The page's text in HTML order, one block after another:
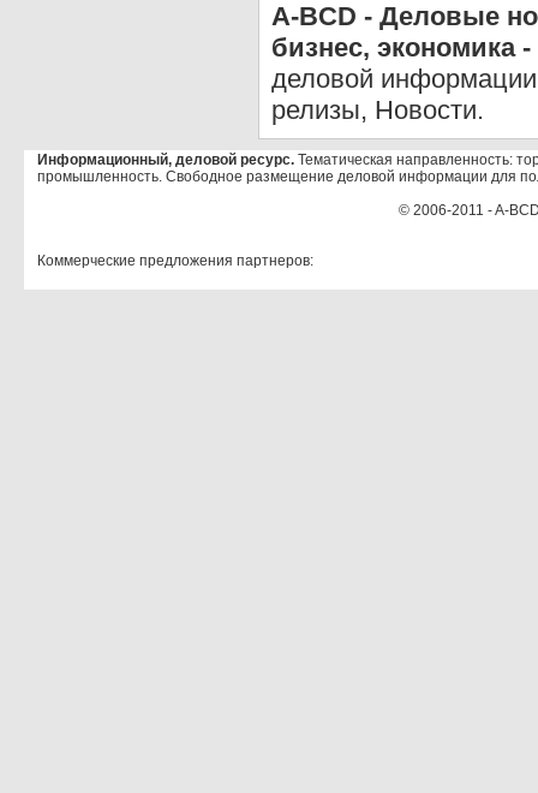
A-BCD - Деловые
бизнес, экономика
деловой
релизы, Новости.
Информационный, деловой ресурс. Тематическая направленность:
промышленность. Свободное размещение деловой информации для
© 2006-2011 - A-
Коммерческие предложения партнеров: